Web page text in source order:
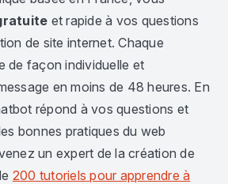
et rapide à vos questions
de site internet. Chaque
de façon individuelle et
en moins de 48 heures. En
répond à vos questions et
bonnes pratiques du web
un expert de la création de
200 tutoriels pour apprendre à